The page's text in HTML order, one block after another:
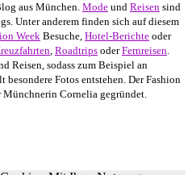
aus München. Mode und Reisen sind
Unter anderem finden sich auf diesem
Week Besuche, Hotel-Berichte oder
, Roadtrips oderFernreisen.
Reisen, sodass zum Beispiel an
Fotos entstehen. Der Fashion
Cornelia gegründet.